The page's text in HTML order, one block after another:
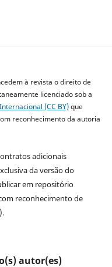
à revista o direito de
licenciado sob a
(CC BY)que
reconhecimento da autoria
adicionais
da versão do
em repositório
reconhecimento de
autor(es)